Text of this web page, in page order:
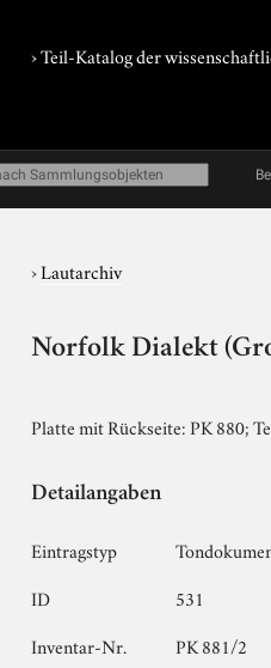
› Teil-Katalog der
›Lautarchiv
Norfolk Dialekt
Platte mit Rückseite: PK 880;
Detailangaben
Eintragstyp
ID
531
Inventar-Nr.
PK 881/2